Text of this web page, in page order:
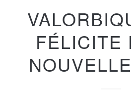
FÉLICITE